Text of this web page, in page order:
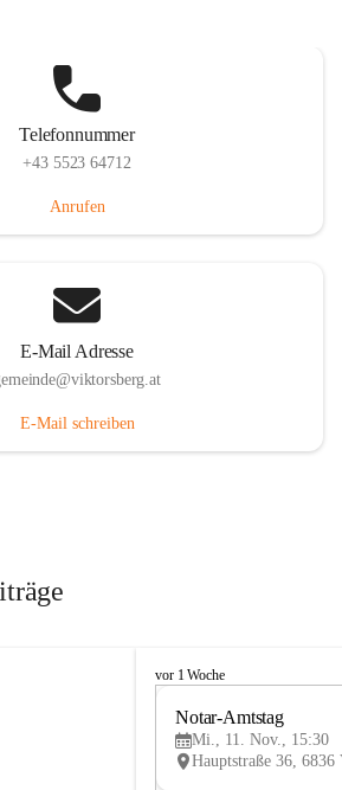
Telefonnummer
+43 5523 64712
Anrufen
E-Mail Adresse
E-Mail schreiben
V
vor 1 Woche
Notar-Amtstag
Mi., 11. Nov., 15:30